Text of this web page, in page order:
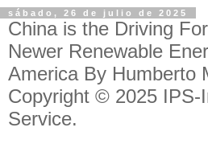
sábado, 26 de julio de 2025
China is the Driving
Newer Renewable
America By Humberto
Copyright © 2025 IPS-
Service.